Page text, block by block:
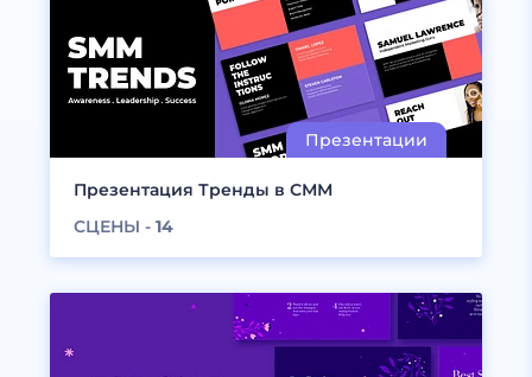
Презентация Тренды в СММ
СЦЕНЫ - 14